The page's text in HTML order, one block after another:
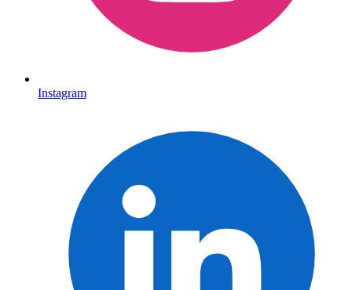
Instagram